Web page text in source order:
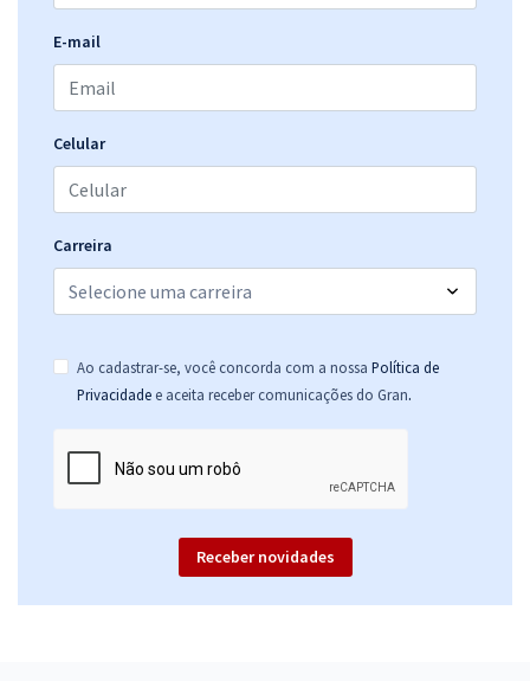
E-mail
Celular
Carreira
Ao cadastrar-se, você concorda com a nossa Política de
Privacidade e aceita receber comunicações do Gran.
Receber novidades